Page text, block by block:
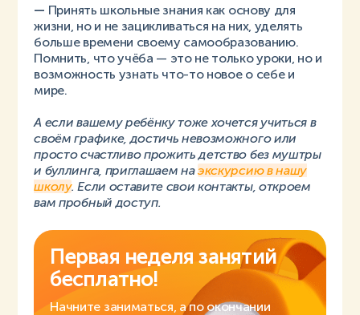
— Принять школьные знания как основу для
жизни, но и не зацикливаться на них, уделять
больше времени своему самообразованию.
Помнить, что учёба — это не только уроки, но и
возможность узнать что-то новое о себе и
мире.
А если вашему ребёнку тоже хочется учиться в
своём графике, достичь невозможного или
просто счастливо прожить детство без муштры
и буллинга, приглашаем наэкскурсию в нашу
школу. Если оставите свои контакты, откроем
вам пробный доступ.
Первая неделя занятий
бесплатно!
Начните заниматься, а по окончании